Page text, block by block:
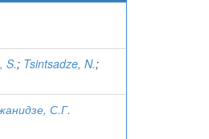
S.; Tsintsadze, N.;
С.Г.